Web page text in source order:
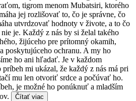
tigrom menom Mubatsiri, ktorého
jej rozlišovať to, čo je správne, čo
utvrdzovať hodnoty v živote, a to čo
je. Každý z nás by si želal takého
žijúceho pre prítomný okamih,
poskytujúceho ochranu. A my ho
ho ani hľadať. Je v každom
mi ukázal, že každý z nás má pri
mu len otvoriť srdce a počúvať ho.
je možné ho ponúknuť a mladším
Čítať viac